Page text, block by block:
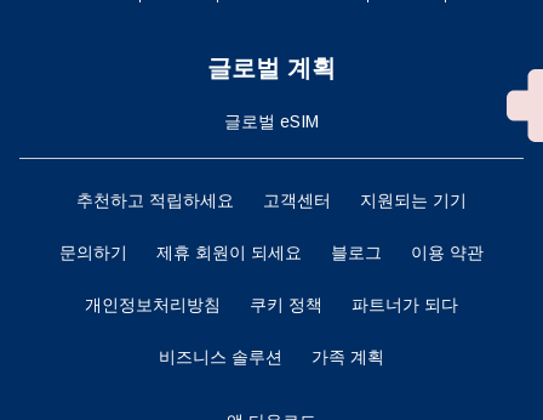
글로벌 계획
글로벌 eSIM
추천하고 적립하세요 고객센터 지원되는 기기
문의하기 제휴 회원이 되세요 블로그 이용 약관
개인정보처리방침 쿠키 정책 파트너가 되다
비즈니스 솔루션 가족 계획